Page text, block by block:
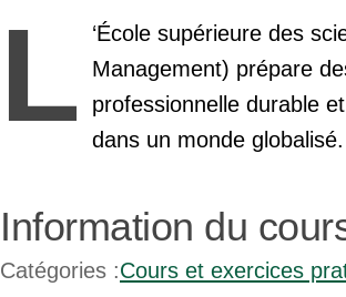
L ‘École supérieure des
Management) prépare
professionnelle durable
dans un monde globalisé.
Information du
Catégories :Cours et exercices